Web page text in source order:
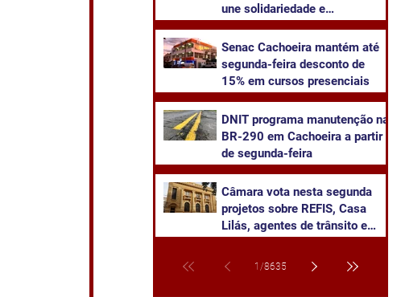
une solidariedade e
Senac Cachoeira mantém até
segunda-feira desconto de
15% em cursos presenciais
DNIT programa manutenção na
BR-290 em Cachoeira a partir
de segunda-feira
Câmara vota nesta segunda
projetos sobre REFIS, Casa
Lilás, agentes de trânsito e
1 /8635